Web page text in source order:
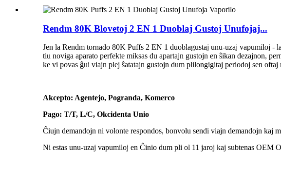
Rendm 80K Blovetoj 2 EN 1 Duoblaj Gustoj Unufojaj...
Jen la Rendm tornado 80K Puffs 2 EN 1 duoblagustaj unu-uzaj vapumiloj -
tiu noviga aparato perfekte miksas du apartajn gustojn en ŝikan dezajnon,
ke vi povas ĝui viajn plej ŝatatajn gustojn dum plilongigitaj periodoj sen oftaj
Akcepto: Agentejo, Pogranda, Komerco
Pago: T/T, L/C, Okcidenta Unio
Ĉiujn demandojn ni volonte respondos, bonvolu sendi viajn demandojn kaj
Ni estas unu-uzaj vapumiloj en Ĉinio dum pli ol 11 jaroj kaj subtenas OEM